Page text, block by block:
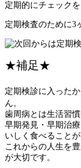
定期的にチェック
定期検査のために3
★補足★
定期検診に入った
ん。
歯周病とは生活習
早期発見・早期治
いしく食べることが
これからの人生を
が大切です。